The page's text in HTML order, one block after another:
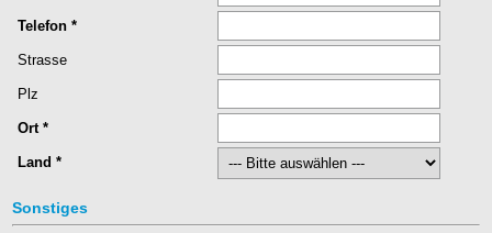
Telefon *
Strasse
Plz
Ort *
Land *
Sonstiges